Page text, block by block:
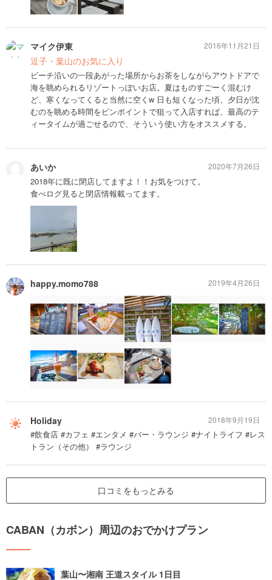
マイク伊東
逗子・葉山のお気に入り
ビーチ沿いの一段あがった場所からお茶をしながらアウトドアで
海を眺められるリゾートっぽいお店。夏はものすごーく混むけ
ど、寒くなってくると当然に空くw 日も短くなった頃、夕日が沈
むのを眺める時間をピンポイントで狙って入店すれば、最高のテ
ィータイムが過ごせるので、そういう使い方をオススメする。
2016年11月21日
あいか
2018年に既に閉店してますよ！！お気をつけて。
食べログ見ると閉店情報載ってます。
2020年7月26日
happy.momo788 2019年4月26日
Holiday
#飲食店 #カフェ #エンタメ #バー・ラウンジ #ナイトライフ #レス
トラン（その他） #ラウンジ
2018年9月19日
口コミをもっとみる
CABAN（カボン）周辺のおでかけプラン
葉山〜湘南 王道スタイル 1日目